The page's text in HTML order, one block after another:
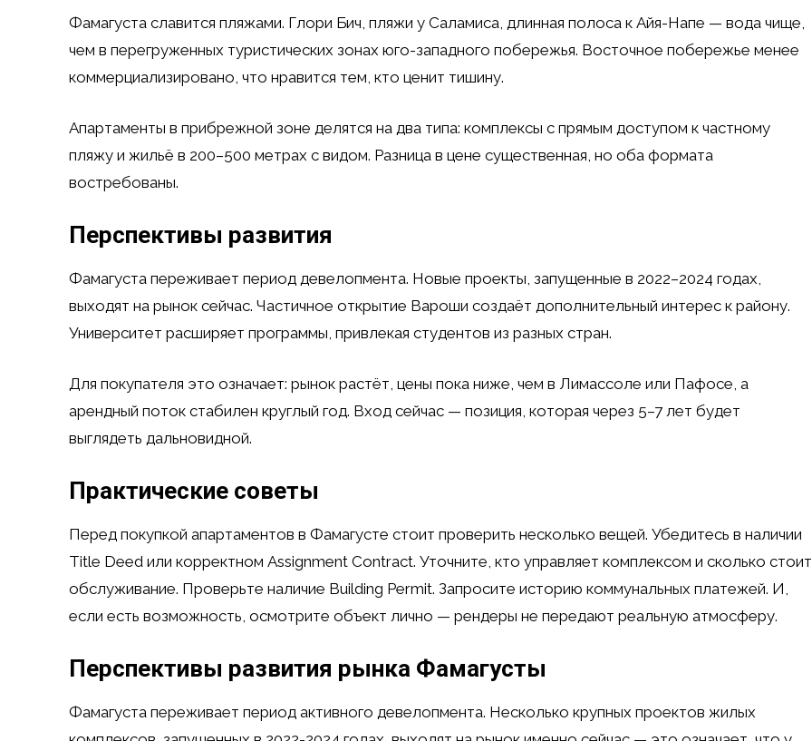
Фамагуста славится пляжами. Глори Бич, пляжи у Саламиса, длинная полоса к Айя-Напе — вода чище,
чем в перегруженных туристических зонах юго-западного побережья. Восточное побережье менее
коммерциализировано, что нравится тем, кто ценит тишину.
Апартаменты в прибрежной зоне делятся на два типа: комплексы с прямым доступом к частному
пляжу и жильё в 200–500 метрах с видом. Разница в цене существенная, но оба формата
востребованы.
Перспективы развития
Фамагуста переживает период девелопмента. Новые проекты, запущенные в 2022–2024 годах,
выходят на рынок сейчас. Частичное открытие Вароши создаёт дополнительный интерес к району.
Университет расширяет программы, привлекая студентов из разных стран.
Для покупателя это означает: рынок растёт, цены пока ниже, чем в Лимассоле или Пафосе, а
арендный поток стабилен круглый год. Вход сейчас — позиция, которая через 5–7 лет будет
выглядеть дальновидной.
Практические советы
Перед покупкой апартаментов в Фамагусте стоит проверить несколько вещей. Убедитесь в наличии
Title Deed или корректном Assignment Contract. Уточните, кто управляет комплексом и сколько стоит
обслуживание. Проверьте наличие Building Permit. Запросите историю коммунальных платежей. И,
если есть возможность, осмотрите объект лично — рендеры не передают реальную атмосферу.
Перспективы развития рынка Фамагусты
Фамагуста переживает период активного девелопмента. Несколько крупных проектов жилых